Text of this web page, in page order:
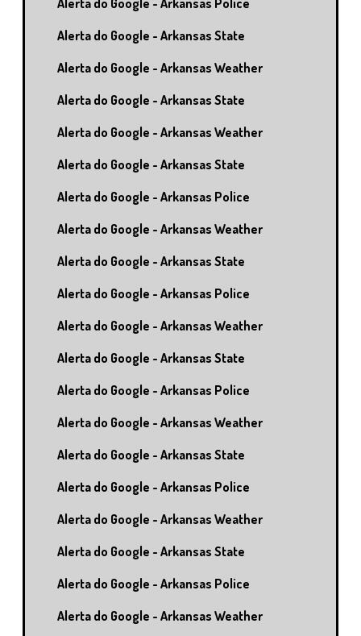
Alerta do Google - Arkansas Police
Alerta do Google - Arkansas State
Alerta do Google - Arkansas Weather
Alerta do Google - Arkansas State
Alerta do Google - Arkansas Weather
Alerta do Google - Arkansas State
Alerta do Google - Arkansas Police
Alerta do Google - Arkansas Weather
Alerta do Google - Arkansas State
Alerta do Google - Arkansas Police
Alerta do Google - Arkansas Weather
Alerta do Google - Arkansas State
Alerta do Google - Arkansas Police
Alerta do Google - Arkansas Weather
Alerta do Google - Arkansas State
Alerta do Google - Arkansas Police
Alerta do Google - Arkansas Weather
Alerta do Google - Arkansas State
Alerta do Google - Arkansas Police
Alerta do Google - Arkansas Weather